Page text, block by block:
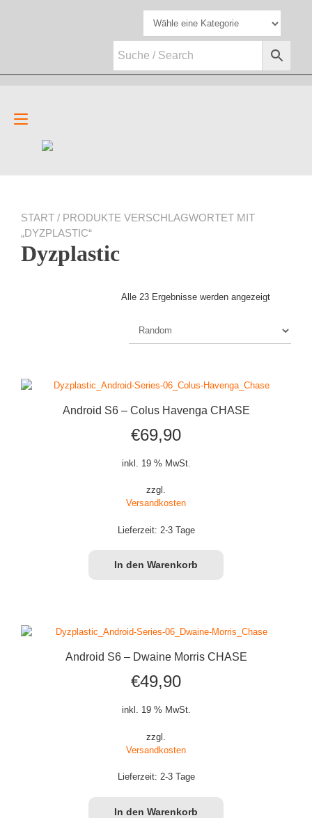
Navigation
umschalten
START / PRODUKTE VERSCHLAGWORTET MIT
„DYZPLASTIC“
Dyzplastic
Alle 23 Ergebnisse werden angezeigt
Android S6 – Colus Havenga CHASE
€69,90
inkl. 19 % MwSt.
zzgl.
Versandkosten
Lieferzeit: 2-3 Tage
In den Warenkorb
Android S6 – Dwaine Morris CHASE
€49,90
inkl. 19 % MwSt.
zzgl.
Versandkosten
Lieferzeit: 2-3 Tage
In den Warenkorb